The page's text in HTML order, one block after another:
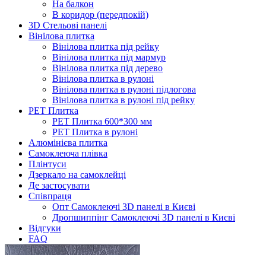
На балкон
В коридор (передпокій)
3D Стельові панелі
Вінілова плитка
Вінілова плитка під рейку
Вінілова плитка під мармур
Вінілова плитка під дерево
Вінілова плитка в рулоні
Вінілова плитка в рулоні підлогова
Вінілова плитка в рулоні під рейку
PET Плитка
PET Плитка 600*300 мм
PET Плитка в рулоні
Алюмінієва плитка
Самоклеюча плівка
Плінтуси
Дзеркало на самоклейці
Де застосувати
Співпраця
Опт Самоклеючі 3D панелі в Києві
Дропшиппінг Самоклеючі 3D панелі в Києві
Відгуки
FAQ
Контакти